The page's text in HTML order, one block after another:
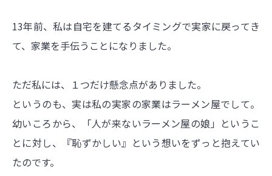
13年前、私は自宅を建てるタイミングで実家に戻ってき
て、家業を手伝うことになりました。
ただ私には、１つだけ懸念点がありました。
というのも、実は私の実家の家業はラーメン屋でして。
幼いころから、「人が来ないラーメン屋の娘」というこ
とに対し、『恥ずかしい』という想いをずっと抱えてい
たのです。